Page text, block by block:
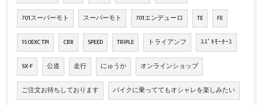
701スーパーモト スーパーモト 701エンデューロ TE FE
150EXC TPI CBR SPEED TRIPLE トライアンフ ｽｽﾞｷﾓｰﾀｰｽ
SX-F 公道 走行 にゅうか オンラインショップ
ご注文お待ちしております バイクに乗っててもオシャレを楽しみたい